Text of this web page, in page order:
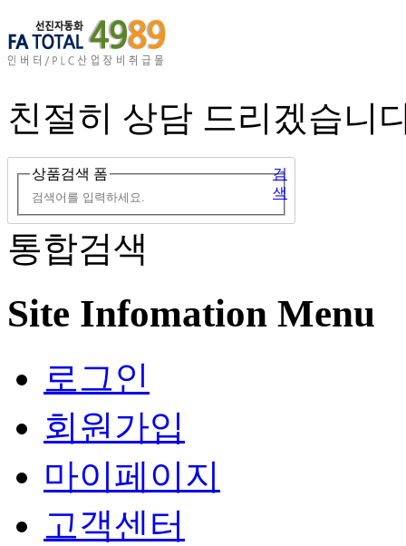
친절히 상담 드리겠습니
상품검색 폼
검
색
통합검색
Site Infomation Menu
로그인
회원가입
마이페이지
고객센터